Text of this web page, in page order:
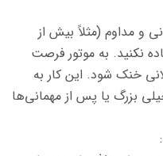
و مداوم (مثلاً بیش از
نکنید. به موتور فرصت
خنک شود. این کار به
بزرگ یا پس از مهمانی‌ها